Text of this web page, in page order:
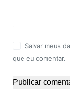
Salvar meus
que eu comentar.
Publicar